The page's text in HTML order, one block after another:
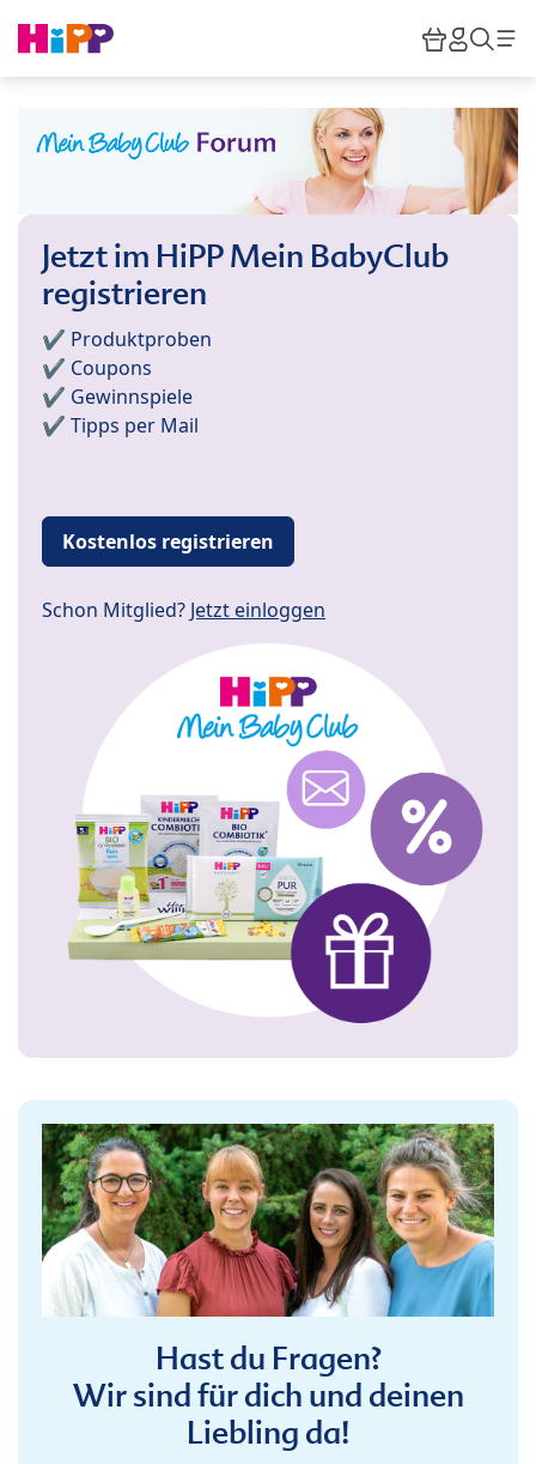
HiPP
Jetzt im HiPP Mein BabyClub
registrieren
✔️ Produktproben
✔️ Coupons
✔️ Gewinnspiele
✔️ Tipps per Mail
Kostenlos registrieren
Schon Mitglied? Jetzt einloggen
Hast du Fragen?
Wir sind für dich und deinen
Liebling da!